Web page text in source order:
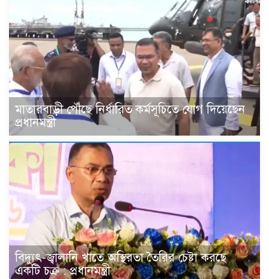
মাতারবাড়ী পৌঁছে নির্ধারিত কর্মসূচিতে যোগ দিয়েছেন
প্রধানমন্ত্রী
বিদ্যুৎ-জ্বালানি খাতে অস্থিরতা তৈরির চেষ্টা করছে
একটি চক্র : প্রধানমন্ত্রী